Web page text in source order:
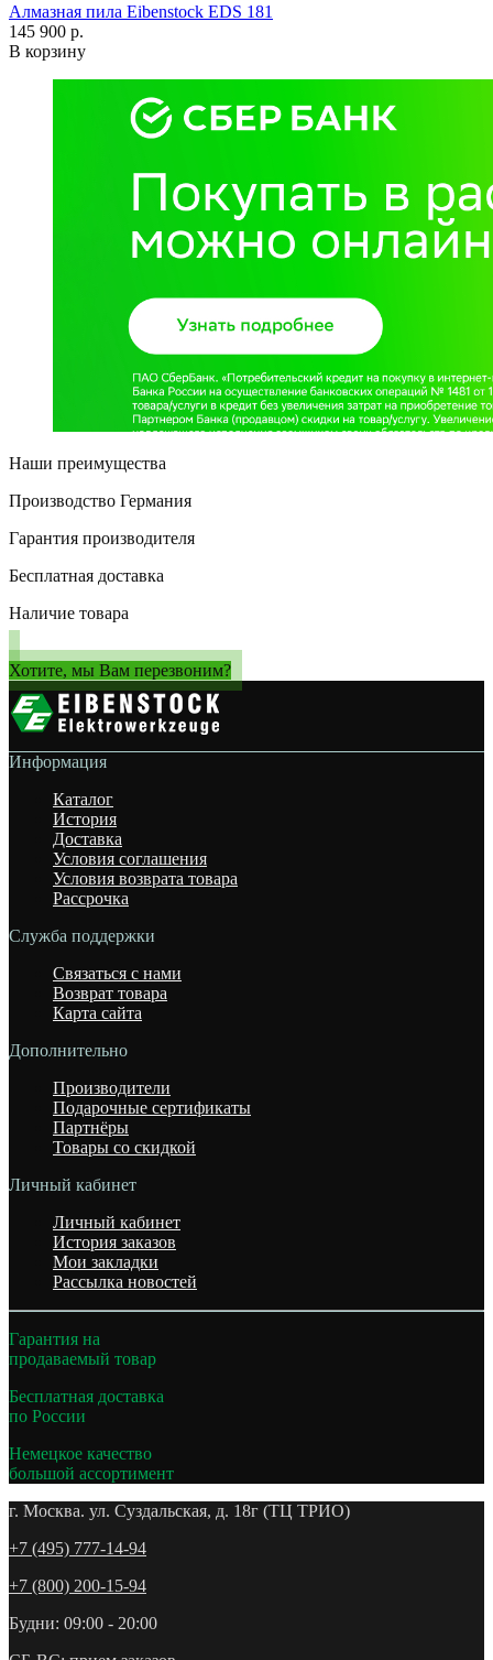
Алмазная пила Eibenstock EDS 181
145 900 р.
В корзину
Наши преимущества
Производство Германия
Гарантия производителя
Бесплатная доставка
Наличие товара
Хотите, мы Вам перезвоним?
Информация
Каталог
История
Доставка
Условия соглашения
Условия возврата товара
Рассрочка
Служба поддержки
Связаться с нами
Возврат товара
Карта сайта
Дополнительно
Производители
Подарочные сертификаты
Партнёры
Товары со скидкой
Личный кабинет
Личный кабинет
История заказов
Мои закладки
Рассылка новостей
Гарантия на
продаваемый товар
Бесплатная доставка
по России
Немецкое качество
большой ассортимент
г. Москва. ул. Суздальская, д. 18г (ТЦ ТРИО)
+7 (495) 777-14-94
+7 (800) 200-15-94
Будни: 09:00 - 20:00